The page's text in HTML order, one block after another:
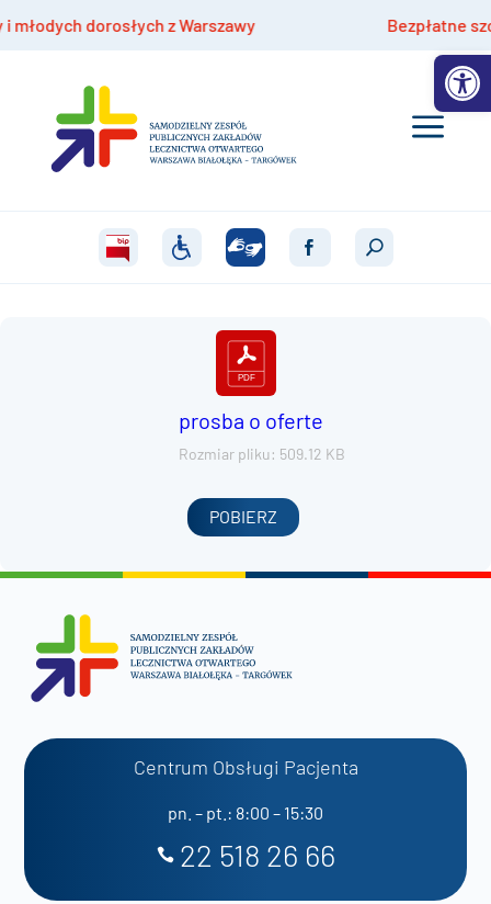
dorosłych z Warszawy Bezpłatne
prosba o oferte
Rozmiar pliku: 509.12 KB
POBIERZ
Centrum Obsługi Pacjenta
pn. – pt.: 8:00 – 15:30
22 518 26 66